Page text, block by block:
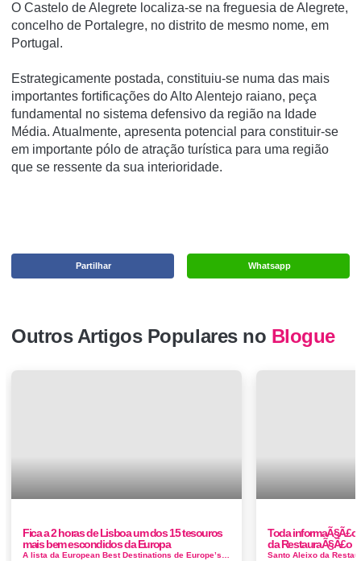
O Castelo de Alegrete localiza-se na freguesia de Alegrete,
concelho de Portalegre, no distrito de mesmo nome, em
Portugal.
Estrategicamente postada, constituiu-se numa das mais
importantes fortificações do Alto Alentejo raiano, peça
fundamental no sistema defensivo da região na Idade
Média. Atualmente, apresenta potencial para constituir-se
em importante pólo de atração turí­stica para uma região
que se ressente da sua interioridade.
Whatsapp
Partilhar
Outros Artigos Populares no Blogue
Fica a 2 horas de Lisboa um dos 15 tesouros
mais bem escondidos da Europa
A lista da European Best Destinations de Europe’s best hidden gems tem propostas para todos os gostos desde casas sob rochas na Andaluzia, uma b...
Toda informaÃ§Ã£o
da RestauraÃ§Ã£o